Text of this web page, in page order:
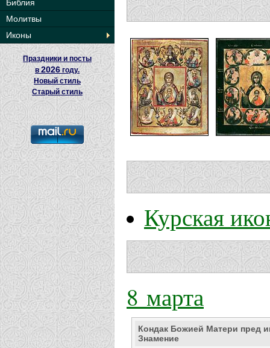
Библия
Молитвы
Иконы
Праздники и посты
в2026 году.
Новый стиль
Старый стиль
Курская
8 марта
Кондак Божией Матери пред
Знамение